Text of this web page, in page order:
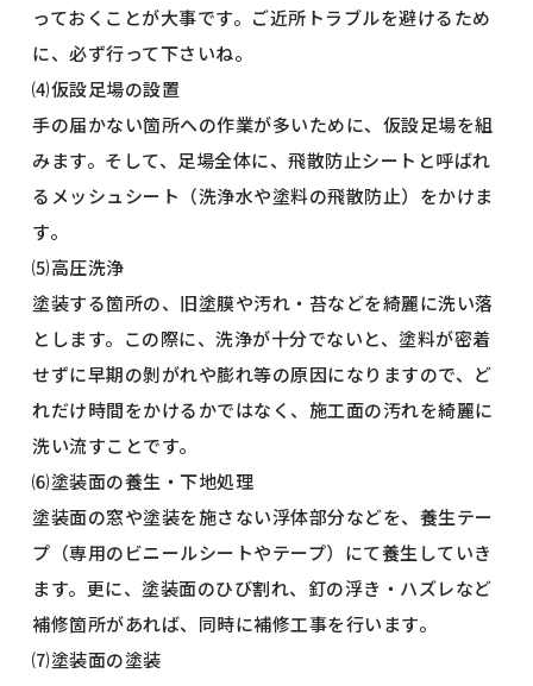
っておくことが大事です。ご近所トラブルを避けるため
に、必ず行って下さいね。
⑷仮設足場の設置
手の届かない箇所への作業が多いために、仮設足場を組
みます。そして、足場全体に、飛散防止シートと呼ばれ
るメッシュシート（洗浄水や塗料の飛散防止）をかけま
す。
⑸高圧洗浄
塗装する箇所の、旧塗膜や汚れ・苔などを綺麗に洗い落
とします。この際に、洗浄が十分でないと、塗料が密着
せずに早期の剝がれや膨れ等の原因になりますので、ど
れだけ時間をかけるかではなく、施工面の汚れを綺麗に
洗い流すことです。
⑹塗装面の養生・下地処理
塗装面の窓や塗装を施さない浮体部分などを、養生テー
プ（専用のビニールシートやテープ）にて養生していき
ます。更に、塗装面のひび割れ、釘の浮き・ハズレなど
補修箇所があれば、同時に補修工事を行います。
⑺塗装面の塗装